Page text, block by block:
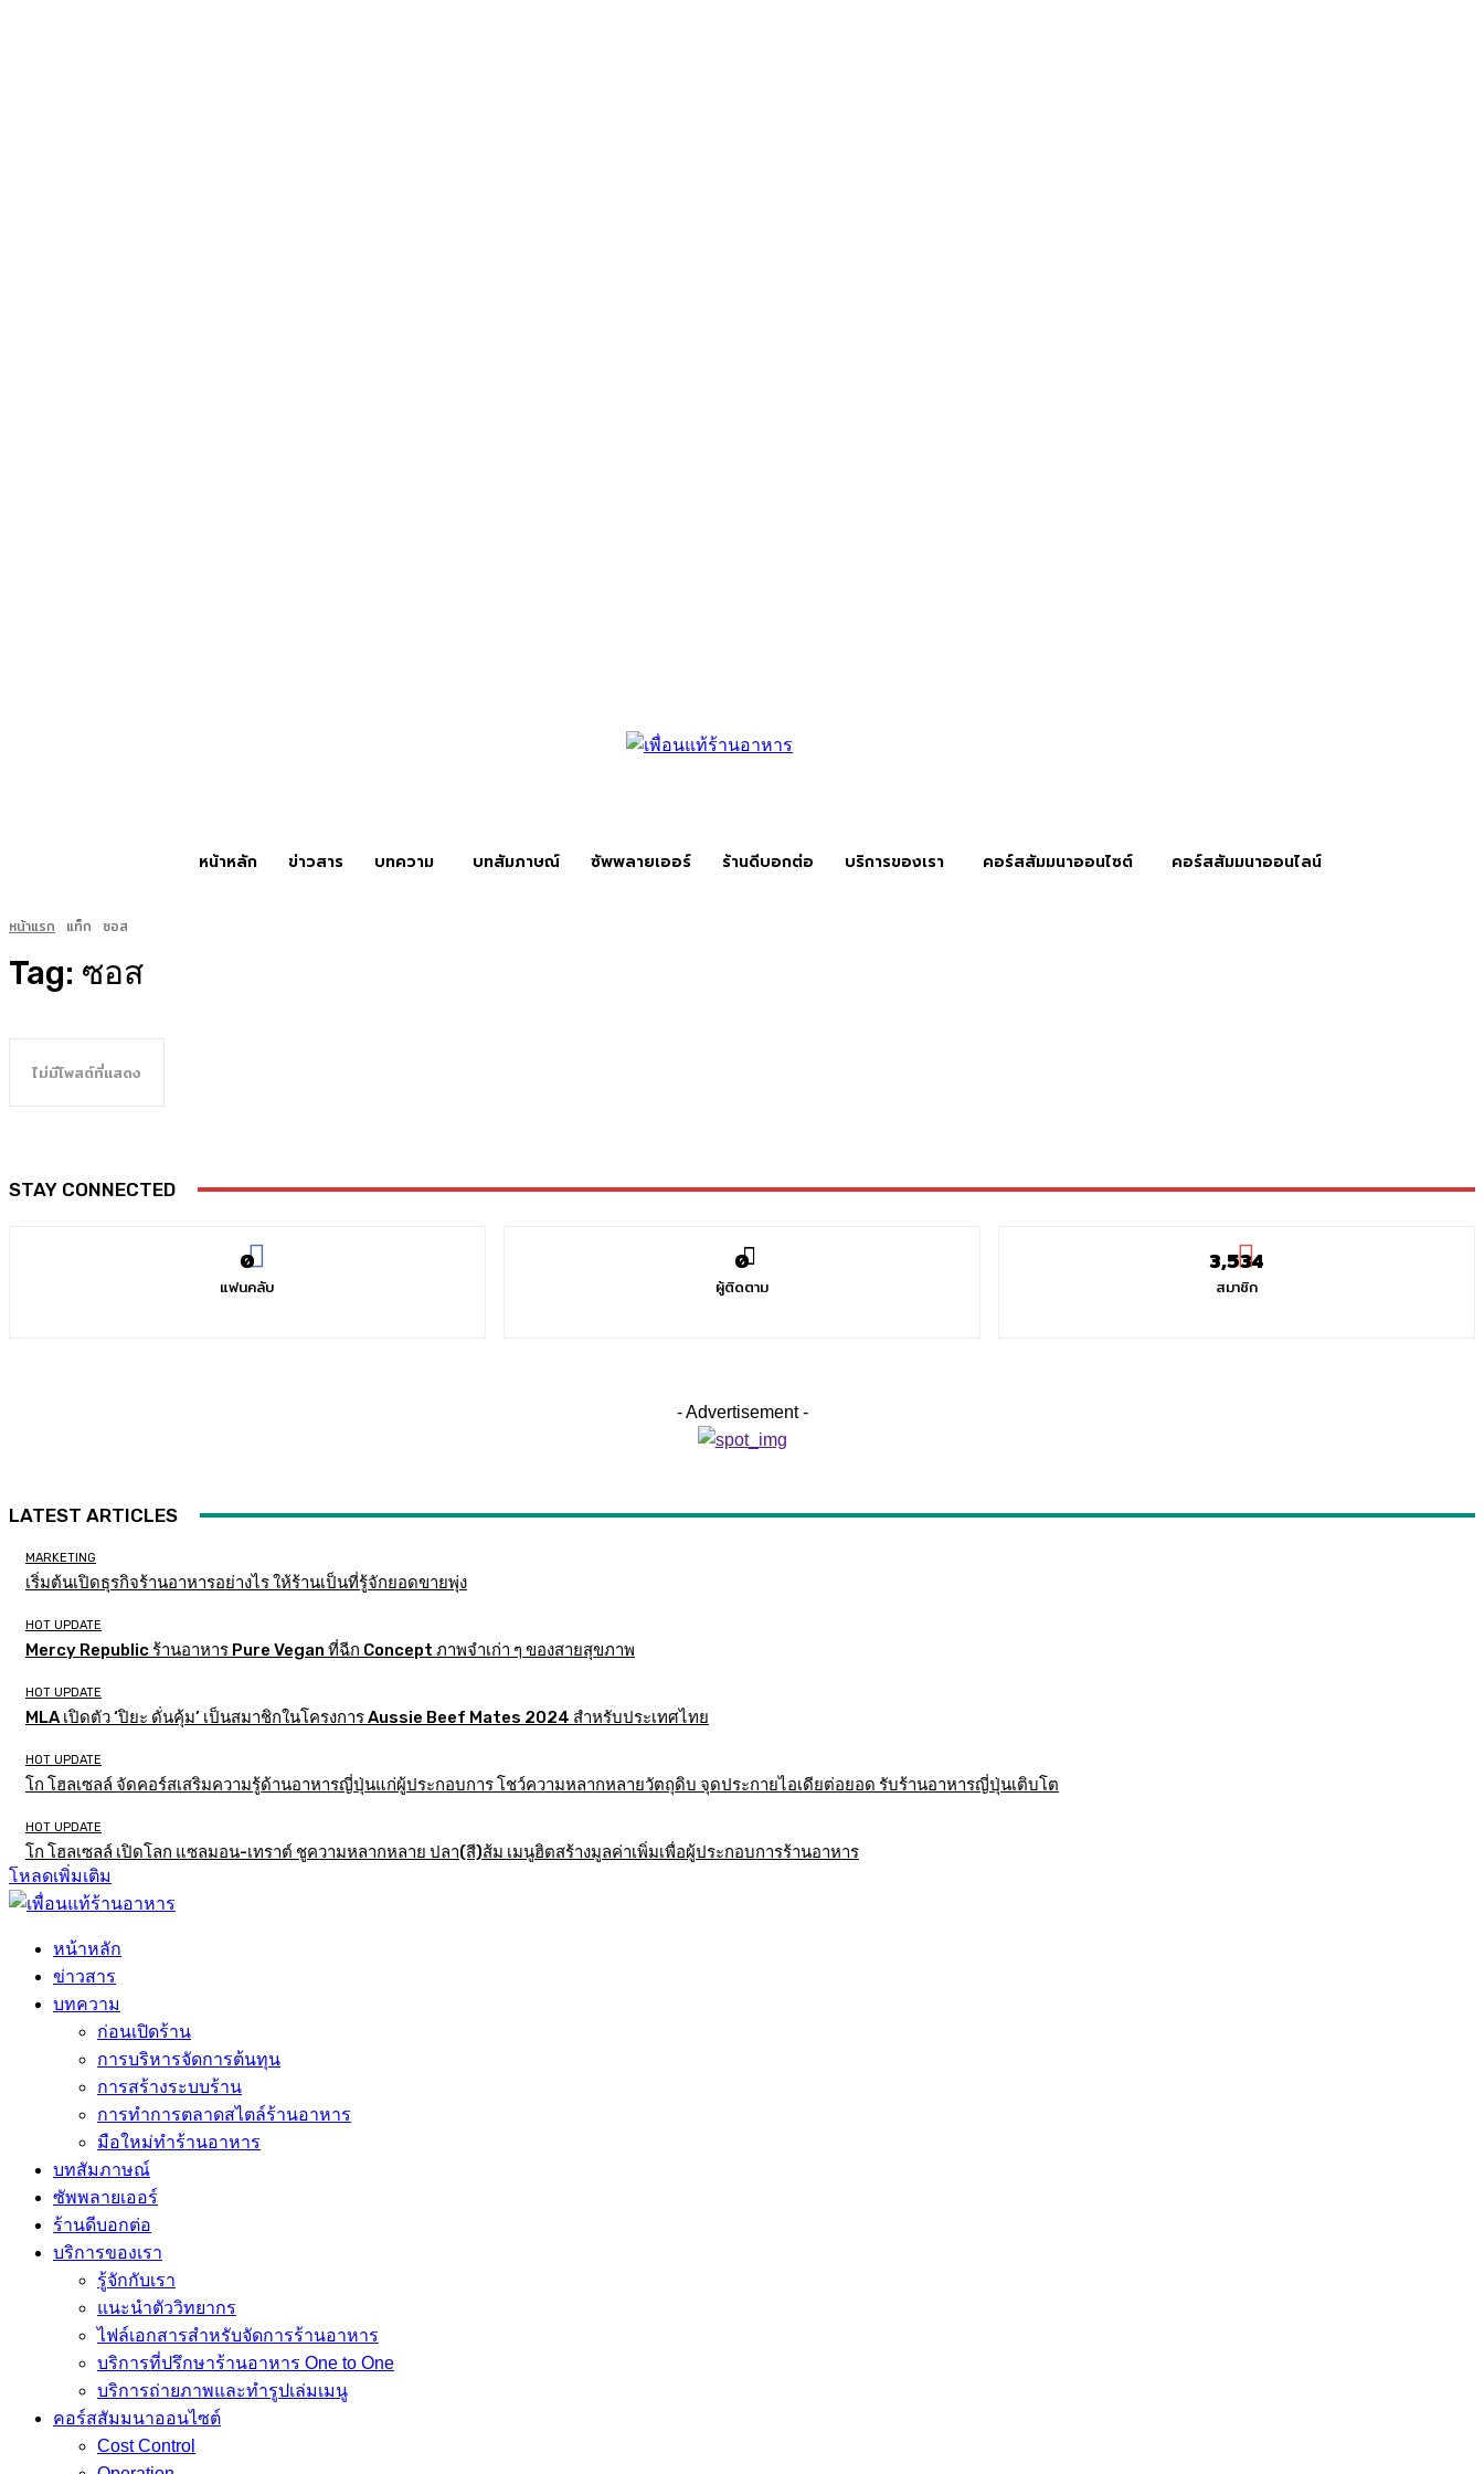
หน้าหลัก ข่าวสาร บทความ บทสัมภาษณ์ ซัพพลายเออร์ ร้านดีบอกต่อ บริการของเรา คอร์สสัมมนาออนไซต์ คอร์สสัมมนาออนไลน์
หน้าแรก แท็ก ซอส
Tag: ซอส
ไม่มีโพสต์ที่แสดง
STAY CONNECTED
0
แฟนคลับ
0
ผู้ติดตาม
3,534
สมาชิก
- Advertisement -
LATEST ARTICLES
MARKETING
เริ่มต้นเปิดธุรกิจร้านอาหารอย่างไร ให้ร้านเป็นที่รู้จักยอดขายพุ่ง
HOT UPDATE
Mercy Republic ร้านอาหาร Pure Vegan ที่ฉีก Concept ภาพจำเก่า ๆ ของสายสุขภาพ
HOT UPDATE
MLA เปิดตัว ‘ปิยะ ดั่นคุ้ม’ เป็นสมาชิกในโครงการ Aussie Beef Mates 2024 สำหรับประเทศไทย
HOT UPDATE
โก โฮลเซลล์ จัดคอร์สเสริมความรู้ด้านอาหารญี่ปุ่นแก่ผู้ประกอบการ โชว์ความหลากหลายวัตถุดิบ จุดประกายไอเดียต่อยอด รับร้านอาหารญี่ปุ่นเติบโต
HOT UPDATE
โก โฮลเซลล์ เปิดโลก แซลมอน-เทราต์ ชูความหลากหลาย ปลา(สี)ส้ม เมนูฮิตสร้างมูลค่าเพิ่มเพื่อผู้ประกอบการร้านอาหาร
โหลดเพิ่มเติม
หน้าหลัก
ข่าวสาร
บทความ
ก่อนเปิดร้าน
การบริหารจัดการต้นทุน
การสร้างระบบร้าน
การทำการตลาดสไตล์ร้านอาหาร
มือใหม่ทำร้านอาหาร
บทสัมภาษณ์
ซัพพลายเออร์
ร้านดีบอกต่อ
บริการของเรา
รู้จักกับเรา
แนะนำตัววิทยากร
ไฟล์เอกสารสำหรับจัดการร้านอาหาร
บริการที่ปรึกษาร้านอาหาร One to One
บริการถ่ายภาพและทำรูปเล่มเมนู
คอร์สสัมมนาออนไซต์
Cost Control